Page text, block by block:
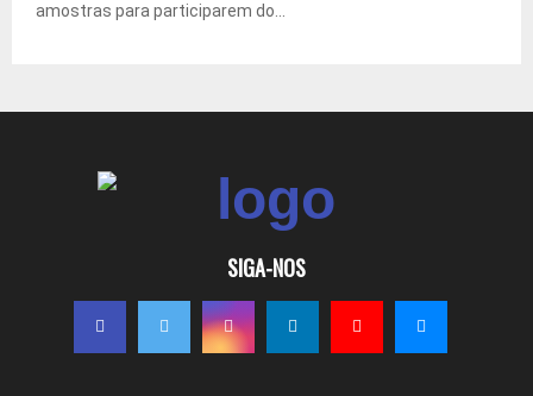
amostras para participarem do...
SIGA-NOS